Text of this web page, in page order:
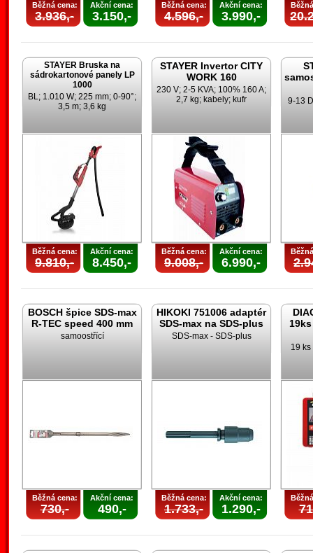
Běžná cena:
3.936,-
Akční cena:
3.150,-
Běžná cena:
4.596,-
Akční cena:
3.990,-
STAYER Bruska na
sádrokartonové panely LP
1000
BL; 1.010 W; 225 mm; 0-90°;
3,5 m; 3,6 kg
Běžná cena:
9.810,-
Akční cena:
8.450,-
STAYER Invertor CITY
WORK 160
230 V; 2-5 KVA; 100% 160 A;
2,7 kg; kabely; kufr
Běžná cena:
9.008,-
Akční cena:
6.990,-
9-13
BOSCH špice SDS-max
R-TEC speed 400 mm
samoostřící
Běžná cena:
730,-
Akční cena:
490,-
HIKOKI 751006 adaptér
SDS-max na SDS-plus
SDS-max - SDS-plus
Běžná cena:
1.733,-
Akční cena:
1.290,-
19 ks